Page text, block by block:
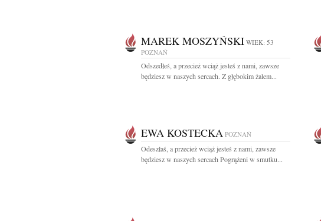
MAREK MOSZYŃSKI WIEK: 53
POZNAŃ
Odszedłeś, a przecież wciąż jesteś z nami, zawsze
będziesz w naszych sercach. Z głębokim żalem...
EWA KOSTECKA POZNAŃ
Odeszłaś, a przecież wciąż jesteś z nami, zawsze
będziesz w naszych sercach Pogrążeni w smutku...